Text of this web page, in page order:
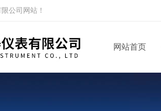
公司网站！
网站首页